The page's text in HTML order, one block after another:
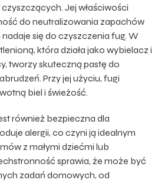
Jej właściwości
do neutralizowania zapachów
się do czyszczenia fug. W
która działa jako wybielacz i
tworzy skuteczną pastę do
Przy jej użyciu, fugi
biel i świeżość.
również bezpieczna dla
alergii, co czyni ją idealnym
z małymi dziećmi lub
sprawia, że może być
zadań domowych, od